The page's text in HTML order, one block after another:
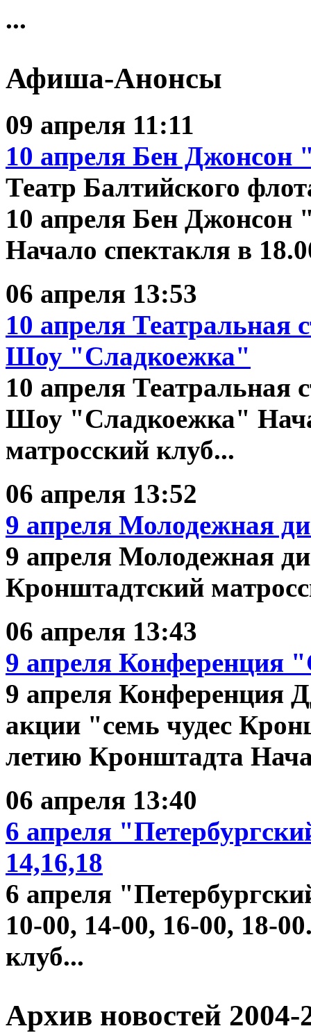
...
Афиша-Анонсы
09 апреля 11:11
10 апреля Бен Джонсон
Театр Балтийского
10 апреля Бен Джонсон
Начало спектакля в
06 апреля 13:53
10 апреля Театральная
Шоу "Сладкоежка"
10 апреля
Шоу "Сладкоежка"
матросский клуб...
06 апреля 13:52
9 апреля Молодежная
9 апреля Молодежная
Кронштадтский
06 апреля 13:43
9 апреля Конференция
9 апреля Конференция
акции "семь чудес
летию Кронштадта
06 апреля 13:40
6 апреля
14,16,18
6 апреля
10-00, 14-00, 16-00, 18-
клуб...
Архив новостей 2004-